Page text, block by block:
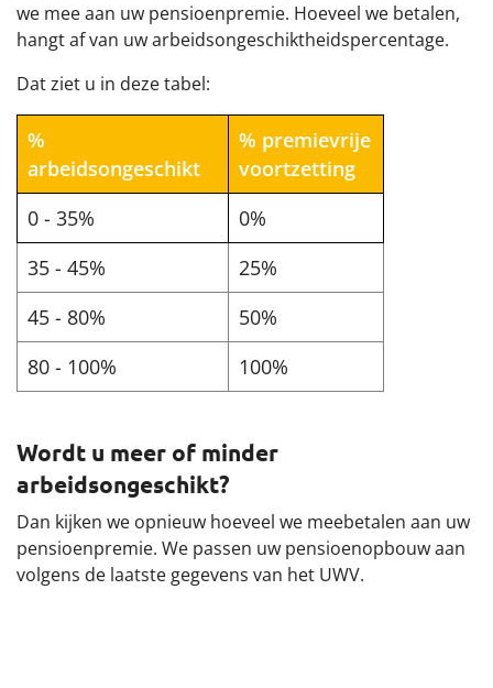
Financiën
Nieuwe pensioenregeling
Documenten
we mee aan uw pensioenpremie. Hoeveel we betalen,
hangt af van uw arbeidsongeschiktheidspercentage.
Dat ziet u in deze tabel:
%
arbeidsongeschikt
% premievrije
voortzetting
0 - 35%
0%
35 - 45%
25%
45 - 80%
50%
80 - 100%
100%
Wordt u meer of minder
arbeidsongeschikt?
Dan kijken we opnieuw hoeveel we meebetalen aan uw
pensioenpremie. We passen uw pensioenopbouw aan
volgens de laatste gegevens van het UWV.